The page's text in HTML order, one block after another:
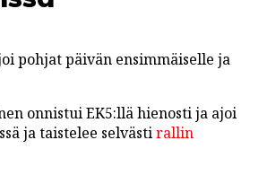
pohjat päivän ensimmäiselle ja
onnistui EK5:llä hienosti ja ajoi
ja taistelee selvästirallin